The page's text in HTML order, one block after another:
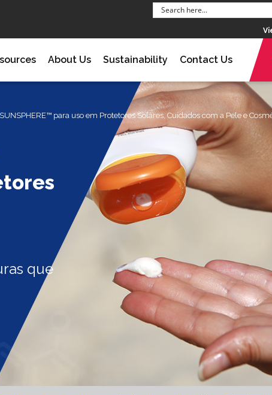
About Us Sustainability Contact Us
para uso em Protetores Solares, Cuidados com a Pele e
que